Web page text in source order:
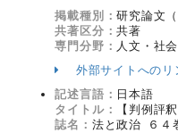
掲載種別：研究論文
共著区分：共著
専門分野： 人文・社
外部サイトへのリ
記述言語： 日本語
タイトル：
【判例評
誌名： 法と政治 ６４